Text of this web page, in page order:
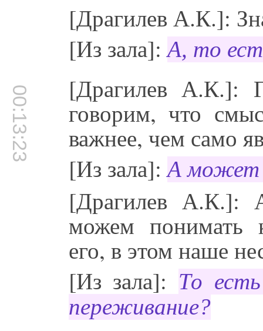
[Драгилев А.К.]:
[Из зала]:А, то
00:13:23 [Драгилев А.К.]:
говорим, что
важнее, чем само
[Из зала]:А может
[Драгилев А.К.]:
можем понимать
его, в этом наше
[Из зала]: То
переживание?